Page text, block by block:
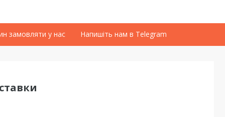
замовляти у нас Напишіть нам в Telegram